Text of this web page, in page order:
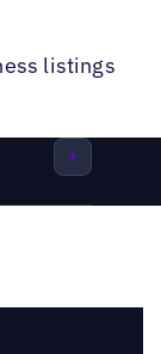
listings